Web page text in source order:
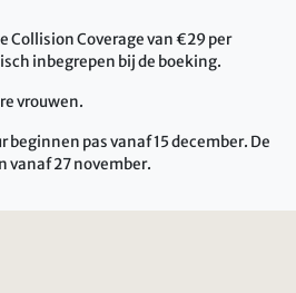
Collision Coverage van €29 per
inbegrepen bij de boeking.
vrouwen.
beginnen pas vanaf 15 december. De
vanaf 27 november.